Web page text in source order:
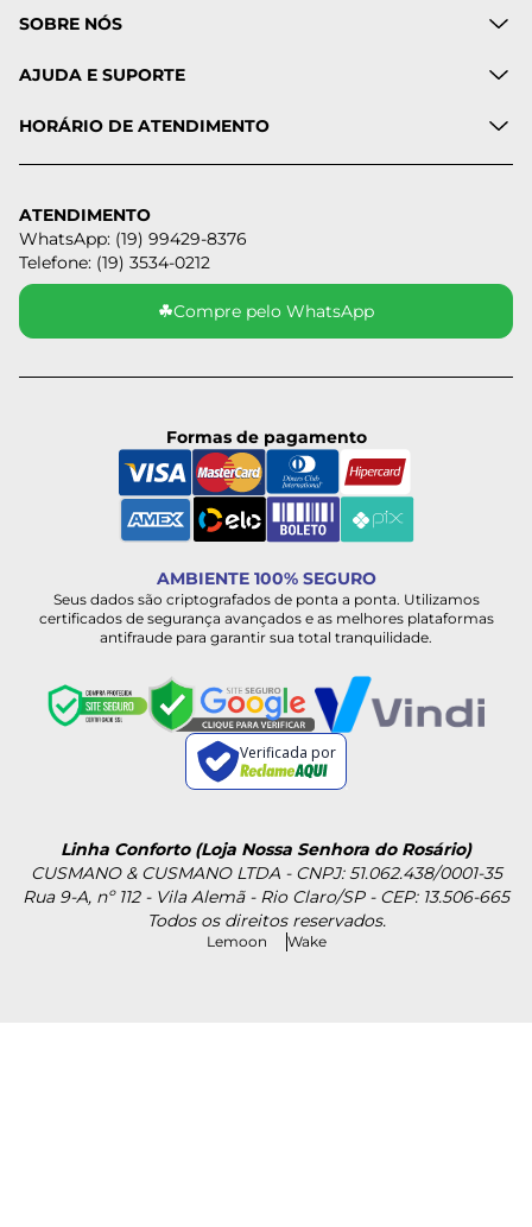
SOBRE NÓS
AJUDA E SUPORTE
HORÁRIO DE ATENDIMENTO
ATENDIMENTO
WhatsApp: (19) 99429-8376
Telefone: (19) 3534-0212
☘Compre pelo WhatsApp
Formas de pagamento
AMBIENTE 100% SEGURO
Seus dados são criptografados de ponta a ponta. Utilizamos
certificados de segurança avançados e as melhores plataformas
antifraude para garantir sua total tranquilidade.
Verificada por
Linha Conforto (Loja Nossa Senhora do Rosário)
CUSMANO & CUSMANO LTDA - CNPJ: 51.062.438/0001-35
Rua 9-A, nº 112 - Vila Alemã - Rio Claro/SP - CEP: 13.506-665
Todos os direitos reservados.
Lemoon Wake